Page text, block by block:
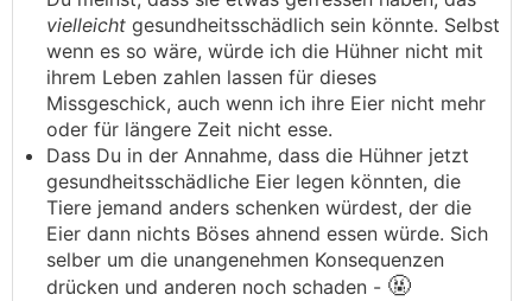
vielleicht gesundheitsschädlich sein könnte. Selbst
wenn es so wäre, würde ich die Hühner nicht mit
ihrem Leben zahlen lassen für dieses
Missgeschick, auch wenn ich ihre Eier nicht mehr
oder für längere Zeit nicht esse.
Dass Du in der Annahme, dass die Hühner jetzt
gesundheitsschädliche Eier legen könnten, die
Tiere jemand anders schenken würdest, der die
Eier dann nichts Böses ahnend essen würde. Sich
selber um die unangenehmen Konsequenzen
drücken und anderen noch schaden - 🤬